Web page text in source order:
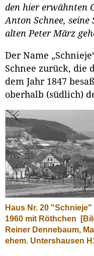
den hier erwähnten
Anton Schnee,
alten Peter März
Der Name
Schnee zurück, die
dem Jahr 1847
oberhalb (südlich)
Haus Nr. 20 "Schnieje"
1960 mit Röthchen
Reiner Dennebaum,
ehem. Untershausen